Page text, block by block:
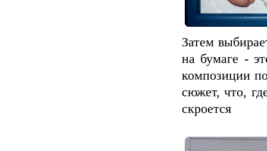
Затем
на бумаге -
композиции
сюжет, что,
скроется